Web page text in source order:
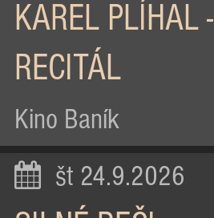
KAREL PLÍHAL -
RECITÁL
Kino Baník
št 24.9.2026